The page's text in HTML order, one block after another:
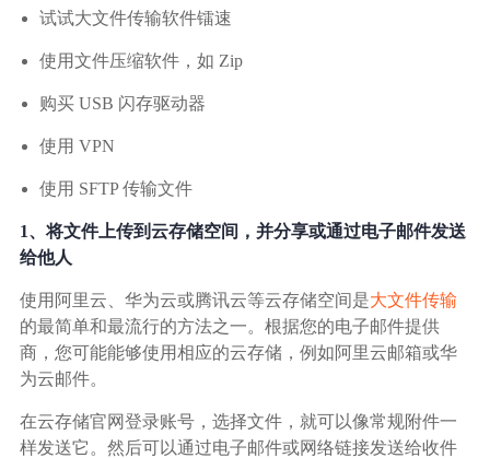
金融行业
汽车行业
生产制造业
IT互联网行业
影视制作业
试试大文件传输软件镭速
使用文件压缩软件，如 Zip
购买 USB 闪存驱动器
使用 VPN
使用 SFTP 传输文件
1、将文件上传到云存储空间，并分享或通过电子邮件发送
给他人
使用阿里云、华为云或腾讯云等云存储空间是大文件传输
的最简单和最流行的方法之一。根据您的电子邮件提供
商，您可能能够使用相应的云存储，例如阿里云邮箱或华
为云邮件。
在云存储官网登录账号，选择文件，就可以像常规附件一
样发送它。然后可以通过电子邮件或网络链接发送给收件